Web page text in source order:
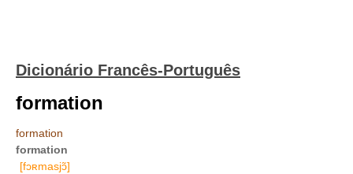
Dicionário Francês-Português
formation
formation
formation
[fɔʀmasjɔ̃]